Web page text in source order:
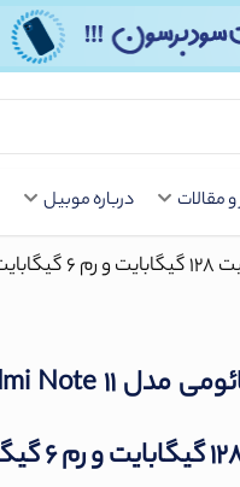
و مقالات درباره موبیل